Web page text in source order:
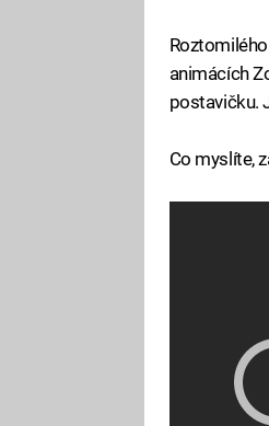
animácích
postavičku.
Co myslíte,